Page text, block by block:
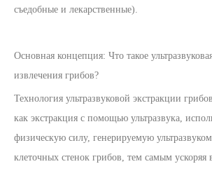
съедобные и лекарственные).
Основная концепция: Что такое
извлечения грибов?
Технология ультразвуковой экстракции
как экстракция с помощью ультразвука,
физическую силу, генерируемую
клеточных стенок грибов, тем самым ускоряя